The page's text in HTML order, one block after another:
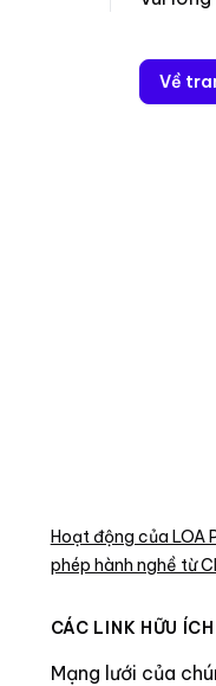
Về
Hoạt động của LOA
phép hành nghề từ
CÁC LINK HỮU ÍCH
Mạng lưới của